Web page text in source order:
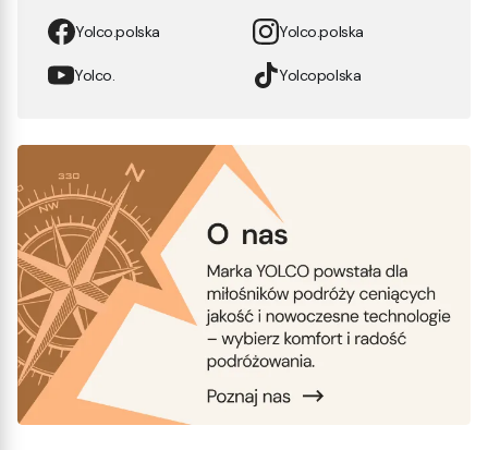
Yolco.polska Yolco.polska
Yolco. Yolcopolska